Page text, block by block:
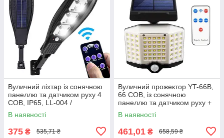
Вуличний ліхтар із сонячною
панеллю та датчиком руху 4
COB, IP65, LL-004 /
Світлодіодний прожектор на
стовп
В наявності
375 ₴ 535,71 ₴
Вуличний прожектор YT-66B,
66 COB, із сонячною
панеллю та датчиком руху +
Пульт / Світильник-ліхтар на
стовп
В наявності
461,01 ₴ 658,59 ₴